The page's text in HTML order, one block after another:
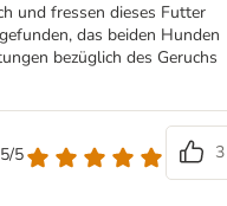
und fressen dieses Futter
das beiden Hunden
bezüglich des Geruchs
5
3